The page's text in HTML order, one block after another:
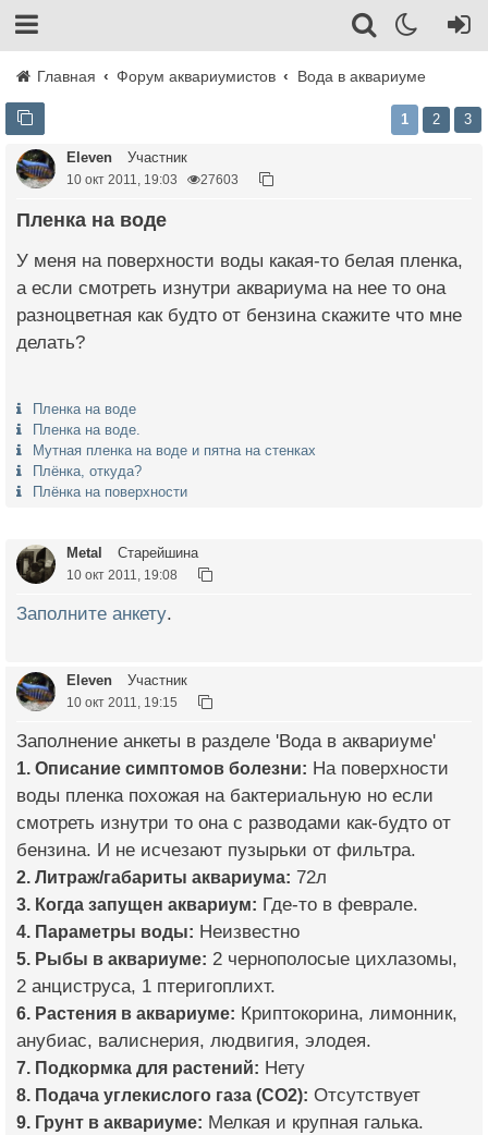
Главная Форум аквариумистов Вода в аквариуме
1 2 3
Eleven Участник
10 окт 2011, 19:03 27603
Пленка на воде
У меня на поверхности воды какая-то белая пленка,
а если смотреть изнутри аквариума на нее то она
разноцветная как будто от бензина скажите что мне
делать?
Пленка на воде
Пленка на воде.
Мутная пленка на воде и пятна на стенках
Плёнка, откуда?
Плёнка на поверхности
Metal Старейшина
10 окт 2011, 19:08
Заполните анкету.
Eleven Участник
10 окт 2011, 19:15
Заполнение анкеты в разделе 'Вода в аквариуме'
1. Описание симптомов болезни: На поверхности
воды пленка похожая на бактериальную но если
смотреть изнутри то она с разводами как-будто от
бензина. И не исчезают пузырьки от фильтра.
2. Литраж/габариты аквариума: 72л
3. Когда запущен аквариум: Где-то в феврале.
4. Параметры воды: Неизвестно
5. Рыбы в аквариуме: 2 чернополосые цихлазомы,
2 анциструса, 1 птеригоплихт.
6. Растения в аквариуме: Криптокорина, лимонник,
анубиас, валиснерия, людвигия, элодея.
7. Подкормка для растений: Нету
8. Подача углекислого газа (CO2): Отсутствует
9. Грунт в аквариуме: Мелкая и крупная галька.